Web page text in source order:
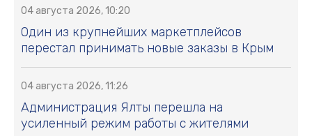
04 августа 2026, 10:20
Один из крупнейших маркетплейсов
перестал принимать новые заказы в Крым
04 августа 2026, 11:26
Администрация Ялты перешла на
усиленный режим работы с жителями